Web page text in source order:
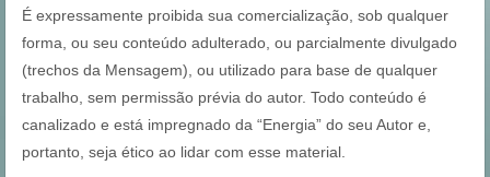
É expressamente proibida sua comercialização, sob qualquer
forma, ou seu conteúdo adulterado, ou parcialmente divulgado
(trechos da Mensagem), ou utilizado para base de qualquer
trabalho, sem permissão prévia do autor. Todo conteúdo é
canalizado e está impregnado da “Energia” do seu Autor e,
portanto, seja ético ao lidar com esse material.